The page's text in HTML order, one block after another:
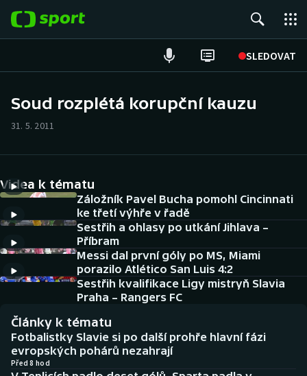
SLEDOVAT
Hokej
Tenis
Atletika
Cyklistika
DALŠÍ SPORTY
Americký fotbal
Baseball a softbal
Basketbal
NEPŘEHLÉDNĚTE
Soutěže
Historické návraty
Soud rozplétá korupční kauzu
31. 5. 2011
Videa k tématu
Záložník Pavel Bucha pomohl Cincinnati
ke třetí výhře v řadě
Sestřih a ohlasy po utkání Jihlava –
Příbram
Messi dal první góly po MS, Miami
porazilo Atlético San Luis 4:2
Sestřih kvalifikace Ligy mistryň Slavia
Praha – Rangers FC
Články k tématu
Fotbalistky Slavie si po další prohře hlavní fázi
evropských pohárů nezahrají
Před 8 hod